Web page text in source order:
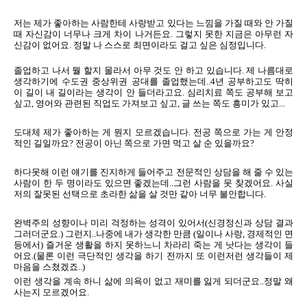
저는 제가 좋아하는 사람한테 사랑받고 있다는 느낌을 가질 때와 안 가질
때 자신감이 너무나 크게 차이 나거든요. 그렇지 못한 지금은 아무런 자
신감이 없어요. 정말 나 스스로 최면이라도 걸고 싶은 심정입니다.
졸업하고 나서 뭘 할지 몰라서 아무 것도 안 하고 있습니다. 제 나름대로
생각하기에 수도권 중상위권 공대를 졸업했는데..4년 공부하고도 딱히
이 길이 내 길이라는 생각이 안 들더라고요. 심리치료 쪽도 공부해 보고
싶고, 영어와 관련된 직업도 가져보고 싶고, 글 쓰는 쪽도 흥미가 있고...
도대체 제가 좋아하는 게 뭔지 모르겠습니다. 전공 쪽으로 가는 게 안정
적인 길일까요? 전공이 아닌 쪽으로 가면 먹고 살 순 있을까요?
하다못해 이런 얘기를 진지하게 들어주고 전문적인 상담을 해 줄 수 있는
사람이 한 두 명이라도 있으면 좋겠는데..그런 사람을 못 찾겠어요. 사실
저의 잘못된 선택으로 초라한 삶을 살 것만 같아 너무 불안합니다.
완벽주의 성향이나 미리 걱정하는 성격이 있어서(신경정신과 상담 결과
그러더군요.) 그런지..나중에 내가 생각한 만큼 (일이나 사랑, 경제적인 면
등에서) 즐거운 생활을 하지 못하느니 차라리 죽는 게 낫다는 생각이 들
어요.(물론 이런 극단적인 생각을 하기 전까지 또 이런저런 생각들이 제
마음을 스쳤겠죠..)
이런 생각을 계속 하니 삶에 의욕이 없고 재미를 잃게 되더군요..정말 왜
사는지 모르겠어요.